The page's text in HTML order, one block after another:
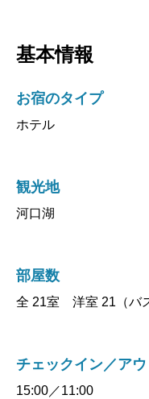
基本情報
お宿のタイプ
ホテル
観光地
河口湖
部屋数
全 21室 洋室 21（バ
チェックイン／アウ
15:00／11:00